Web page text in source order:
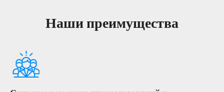
Наши преимущества